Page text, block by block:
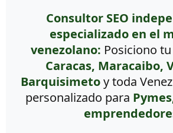
Consultor SEO
especializado en el
venezolano: Posiciono
Caracas, Maracaibo,
Barquisimetoy toda
personalizado para